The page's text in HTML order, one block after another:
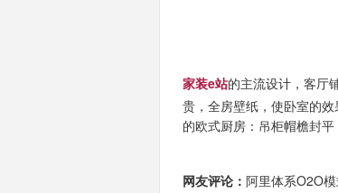
家装e站的主流设计，客厅
贵，全房壁纸，使卧室的
的欧式厨房：吊柜帽檐封
网友评论：阿里体系O2O